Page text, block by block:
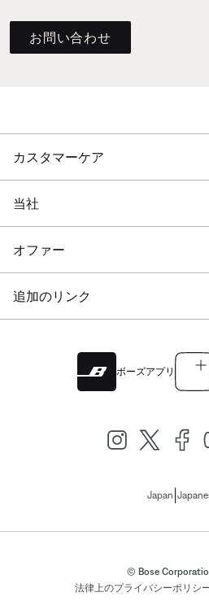
お問い合わせ
カスタマーケア
当社
オファー
追加のリンク
ボーズアプリ
Japan
© Bose
法律上のプライバシーポリシ